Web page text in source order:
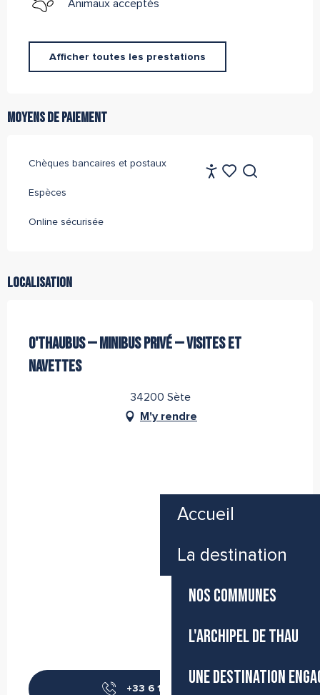
Accueil
La destination
NOS COMMUNES
L'ARCHIPEL DE THAU
UNE DESTINATION
FR
Animaux acceptés
Afficher toutes les prestations
Moyens de paiement
Chèques bancaires et postaux
Espèces
Online sécurisée
Localisation
O'THAUBUS — MINIBUS PRIVÉ — VISITES ET
NAVETTES
34200 Sète
M'y rendre
+33 6 17 24 32